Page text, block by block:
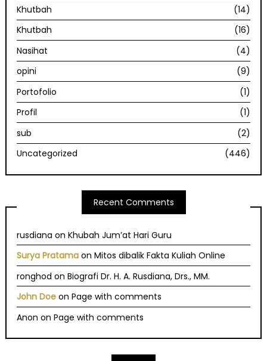
Khutbah
(14)
Khutbah
(16)
Nasihat
(4)
opini
(9)
Portofolio
(1)
Profil
(1)
sub
(2)
Uncategorized
(446)
Recent Comments
rusdiana onKhubah Jum’at Hari Guru
Surya Pratama onMitos dibalik Fakta Kuliah Online
ronghod onBiografi Dr. H. A. Rusdiana, Drs., MM.
John Doe onPage with comments
Anon onPage with comments